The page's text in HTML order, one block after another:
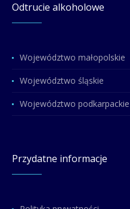
Odtrucie alkoholowe
Województwo małopolskie
Województwo śląskie
Województwo podkarpackie
Przydatne informacje